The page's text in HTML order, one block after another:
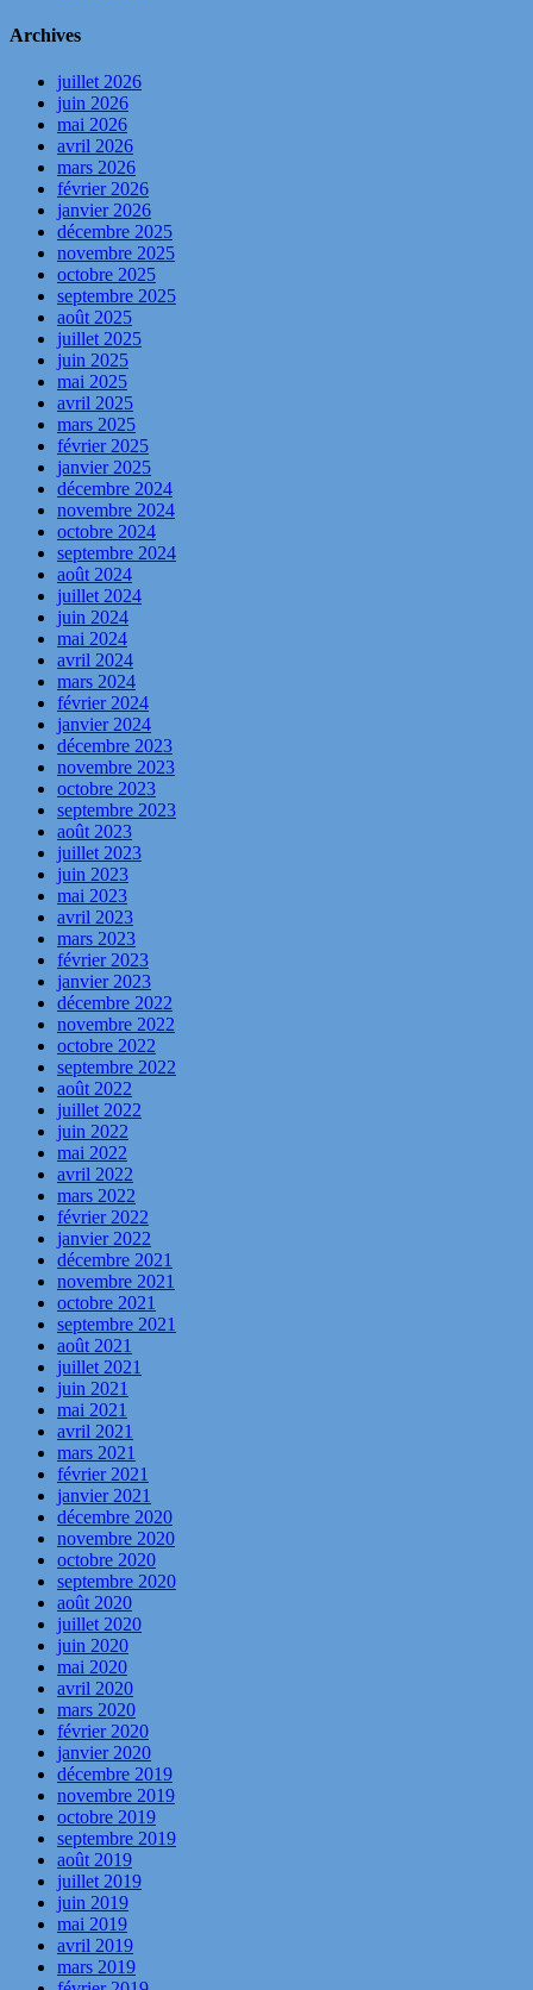
Archives
juillet 2026
juin 2026
mai 2026
avril 2026
mars 2026
février 2026
janvier 2026
décembre 2025
novembre 2025
octobre 2025
septembre 2025
août 2025
juillet 2025
juin 2025
mai 2025
avril 2025
mars 2025
février 2025
janvier 2025
décembre 2024
novembre 2024
octobre 2024
septembre 2024
août 2024
juillet 2024
juin 2024
mai 2024
avril 2024
mars 2024
février 2024
janvier 2024
décembre 2023
novembre 2023
octobre 2023
septembre 2023
août 2023
juillet 2023
juin 2023
mai 2023
avril 2023
mars 2023
février 2023
janvier 2023
décembre 2022
novembre 2022
octobre 2022
septembre 2022
août 2022
juillet 2022
juin 2022
mai 2022
avril 2022
mars 2022
février 2022
janvier 2022
décembre 2021
novembre 2021
octobre 2021
septembre 2021
août 2021
juillet 2021
juin 2021
mai 2021
avril 2021
mars 2021
février 2021
janvier 2021
décembre 2020
novembre 2020
octobre 2020
septembre 2020
août 2020
juillet 2020
juin 2020
mai 2020
avril 2020
mars 2020
février 2020
janvier 2020
décembre 2019
novembre 2019
octobre 2019
septembre 2019
août 2019
juillet 2019
juin 2019
mai 2019
avril 2019
mars 2019